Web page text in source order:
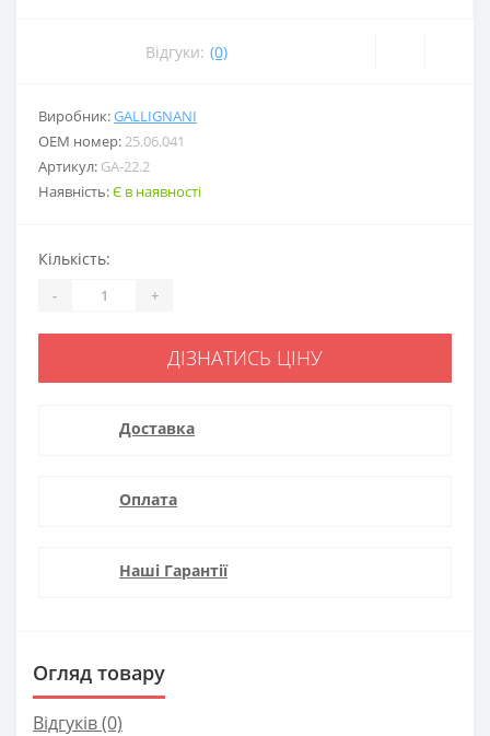
Відгуки: (0)
Виробник:GALLIGNANI
ОЕМ номер:25.06.041
Артикул: GA-22.2
Наявність:Є в наявності
Кількість:
- +
ДІЗНАТИСЬ ЦІНУ
Доставка
Оплата
Наші Гарантії
Огляд товару
Відгуків (0)